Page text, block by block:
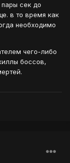
сек до
в то время как
необходимо
чего-либо
боссов,